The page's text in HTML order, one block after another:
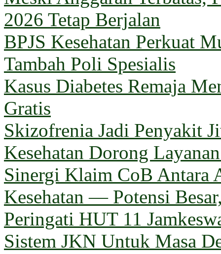
2026 Tetap Berjalan
BPJS Kesehatan Perkuat
Tambah Poli Spesialis
Kasus Diabetes Remaja
Gratis
Skizofrenia Jadi Penyakit
Kesehatan Dorong
Sinergi Klaim CoB Antara
Kesehatan — Potensi
Peringati HUT 11
Sistem JKN Untuk Masa